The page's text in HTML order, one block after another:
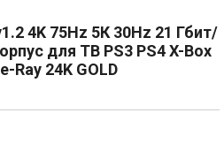
4K 75Hz 5К 30Hz 21 Гбит/
для ТВ PS3 PS4 X-Box
Ray 24K GOLD